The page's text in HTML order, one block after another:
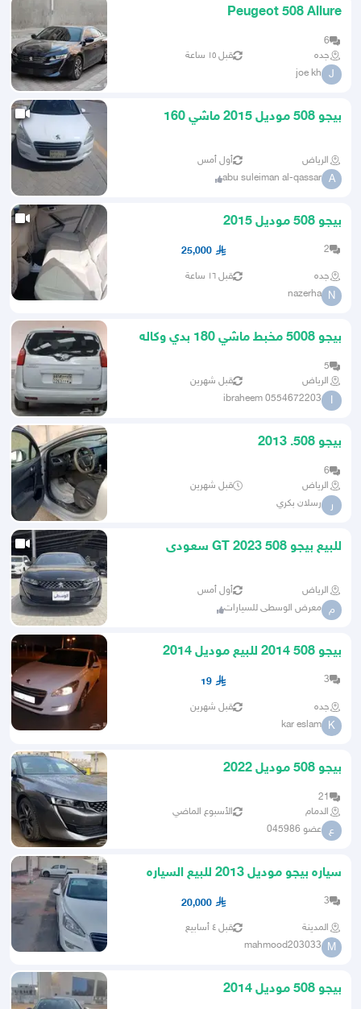
Peugeot 508 Allure
6
جده
قبل ١٥ ساعة
J
joe kh
بيجو 508 موديل 2015 ماشي 160
الرياض أول أمس
A
abu suleiman al-qassar
بيجو 508 موديل 2015
2
25,000
جده قبل ١٦ ساعة
N
nazerha
بيجو 5008 مخبط ماشي 180 بدي وكاله
5
الرياض
قبل شهرين
I
ibraheem 0554672203
بيجو 508. 2013
6
الرياض
قبل شهرين
ر رسلان بكري
للبيع بيجو 508 2023 GT سعودى
الرياض أول أمس
م معرض الوسطى للسيارات
بيجو 508 2014 للبيع موديل 2014
3
19
جده قبل شهرين
K
kar eslam
بيجو 508 موديل 2022
21
الدمام
الأسبوع الماضي
ع عضو 045986
سياره بيجو موديل 2013 للبيع السياره
3
20,000
المدينة قبل ٤ أسابيع
M
mahmood203033
بيجو 508 موديل 2014